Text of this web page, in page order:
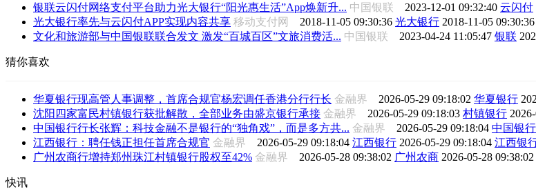
银联云闪付网络支付平台助力光大银行“阳光惠生活”App焕新升... 中国银联 2023-12-01 09:32:40 云闪付
光大银行率先与云闪付APP实现内容共享 移动支付网 2018-11-05 09:30:36 光大银行 2018-11-05 09:30:36
文化和旅游部与中国银联联合发文 激发“百城百区”文旅消费活... 中国银联 2023-04-24 11:05:47 银联
猜你喜欢
华夏银行现高管人事调整，首席合规官杨宏调任香港分行行长 金融界 2026-05-29 09:18:02 华夏银行
沈阳四家富民村镇银行获批解散，全部业务由盛京银行承接 金融界 2026-05-29 09:18:03 村镇银行
中国银行行长张辉：科技金融不是银行的“独角戏”，而是多方共... 金融界 2026-05-29 09:18:04 中国银行
江西银行：聘任钱正担任首席合规官 金融界 2026-05-29 09:18:04 江西银行 2026-05-29 09:18:04 江西银
广州农商行增持郑州珠江村镇银行股权至42% 金融界 2026-05-28 09:38:02 广州农商 2026-05-28 09:38:02
快讯